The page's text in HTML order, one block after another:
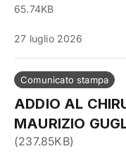
65.74KB
27 luglio 2026
Comunicato stampa
ADDIO AL
MAURIZIO
(237.85KB)